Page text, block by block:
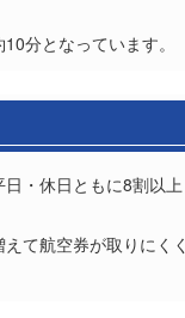
分となっています。
・休日ともに8割以上
て航空券が取りにくく